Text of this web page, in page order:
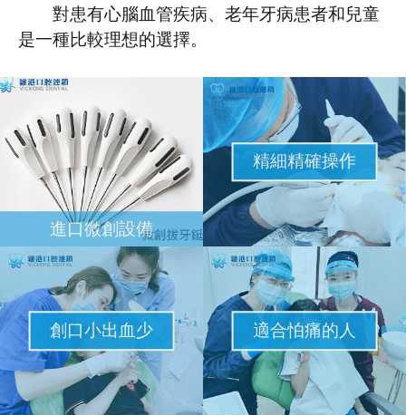
對患有心腦血管疾病、老年牙病患者和兒童
是一種比較理想的選擇。
進口微創設備
精細精確操作
創口小出血少 適合怕痛的人